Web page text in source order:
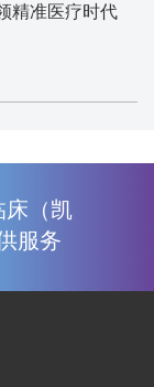
精准医疗时代
床（凯
服务